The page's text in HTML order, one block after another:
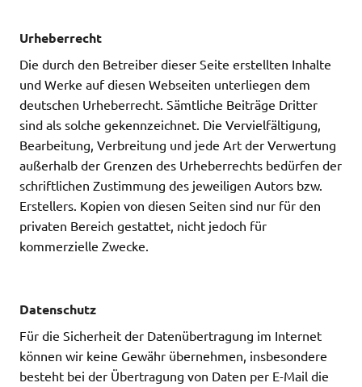
Urheberrecht
Die durch den Betreiber dieser Seite erstellten Inhalte
und Werke auf diesen Webseiten unterliegen dem
deutschen Urheberrecht. Sämtliche Beiträge Dritter
sind als solche gekennzeichnet. Die Vervielfältigung,
Bearbeitung, Verbreitung und jede Art der Verwertung
außerhalb der Grenzen des Urheberrechts bedürfen der
schriftlichen Zustimmung des jeweiligen Autors bzw.
Erstellers. Kopien von diesen Seiten sind nur für den
privaten Bereich gestattet, nicht jedoch für
kommerzielle Zwecke.
Datenschutz
Für die Sicherheit der Datenübertragung im Internet
können wir keine Gewähr übernehmen, insbesondere
besteht bei der Übertragung von Daten per E-Mail die